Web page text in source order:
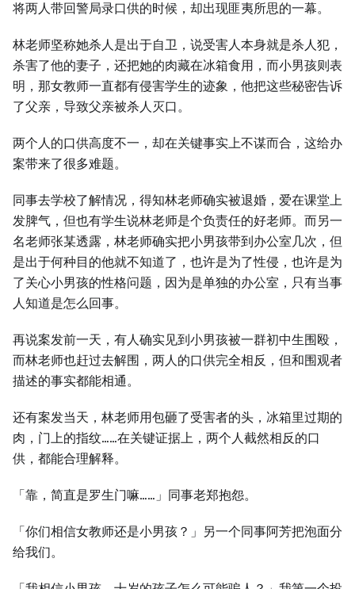
将两人带回警局录口供的时候，却出现匪夷所思的一幕。
林老师坚称她杀人是出于自卫，说受害人本身就是杀人犯，
杀害了他的妻子，还把她的肉藏在冰箱食用，而小男孩则表
明，那女教师一直都有侵害学生的迹象，他把这些秘密告诉
了父亲，导致父亲被杀人灭口。
两个人的口供高度不一，却在关键事实上不谋而合，这给办
案带来了很多难题。
同事去学校了解情况，得知林老师确实被退婚，爱在课堂上
发脾气，但也有学生说林老师是个负责任的好老师。而另一
名老师张某透露，林老师确实把小男孩带到办公室几次，但
是出于何种目的他就不知道了，也许是为了性侵，也许是为
了关心小男孩的性格问题，因为是单独的办公室，只有当事
人知道是怎么回事。
再说案发前一天，有人确实见到小男孩被一群初中生围殴，
而林老师也赶过去解围，两人的口供完全相反，但和围观者
描述的事实都能相通。
还有案发当天，林老师用包砸了受害者的头，冰箱里过期的
肉，门上的指纹……在关键证据上，两个人截然相反的口
供，都能合理解释。
「靠，简直是罗生门嘛……」同事老郑抱怨。
「你们相信女教师还是小男孩？」另一个同事阿芳把泡面分
给我们。